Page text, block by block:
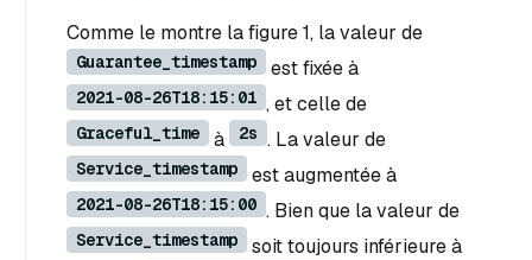
Comme le montre la figure 1, la valeur de
Guarantee_timestamp est fixée à
2021-08-26T18:15:01 , et celle de
Graceful_time à 2s . La valeur de
Service_timestamp est augmentée à
2021-08-26T18:15:00 . Bien que la valeur de
Service_timestamp
soit toujours inférieure à